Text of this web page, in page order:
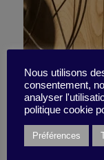
Trouver
rien
Nous utilisons
consentement,
analyser
politique cookie
Préférences